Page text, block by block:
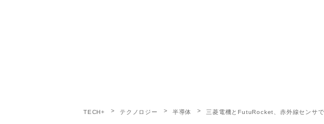
TECH+ テクノロジー 半導体 三菱電機とFutuRocket、赤外線センサ